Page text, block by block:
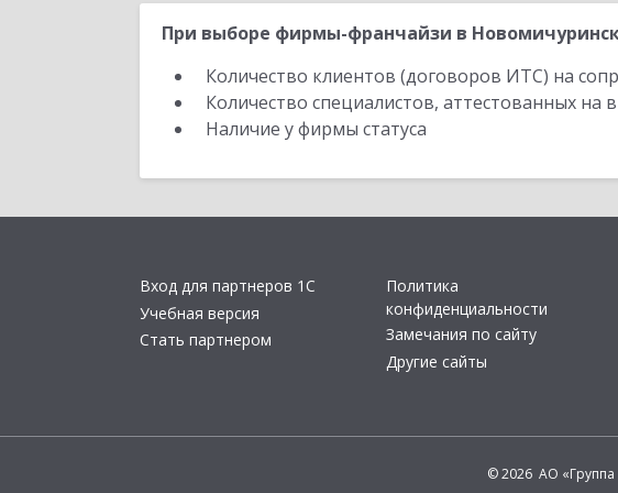
При выборе фирмы-франчайзи в
Количество клиентов (договоров ИТС) на
Количество специалистов, аттестованных
Наличие у фирмы статуса
Вход для партнеров 1С
Учебная версия
Стать партнером
Политика
конфиденциальности
Замечания по сайту
Другие сайты
© 2026 АО «Группа